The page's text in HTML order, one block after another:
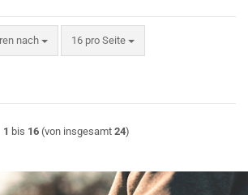
nach
nach 16 pro Seite
pro Seite
1 bis 16 (von insgesamt 24)